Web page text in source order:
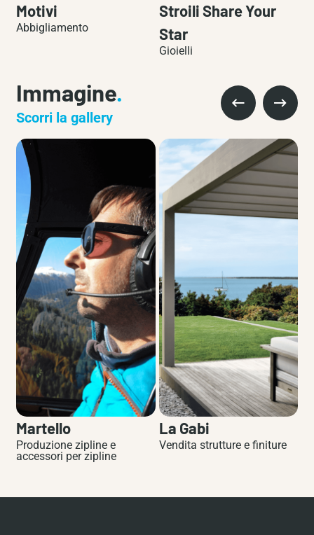
Motivi
Abbigliamento
Stroili Share Your
Star
Gioielli
Immagine.
Scorri la gallery
Martello
Produzione zipline e
accessori per zipline
La Gabi
Vendita strutture e finiture